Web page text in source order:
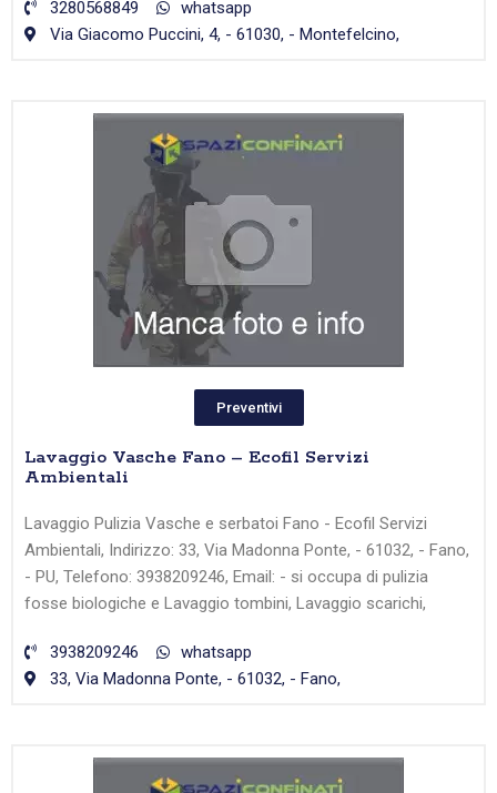
3280568849
whatsapp
Via Giacomo Puccini, 4, - 61030, - Montefelcino,
Preventivi
Lavaggio Vasche Fano – Ecofil Servizi
Ambientali
Lavaggio Pulizia Vasche e serbatoi Fano - Ecofil Servizi
Ambientali, Indirizzo: 33, Via Madonna Ponte, - 61032, - Fano,
- PU, Telefono: 3938209246, Email: - si occupa di pulizia
fosse biologiche e Lavaggio tombini, Lavaggio scarichi,
3938209246
whatsapp
33, Via Madonna Ponte, - 61032, - Fano,